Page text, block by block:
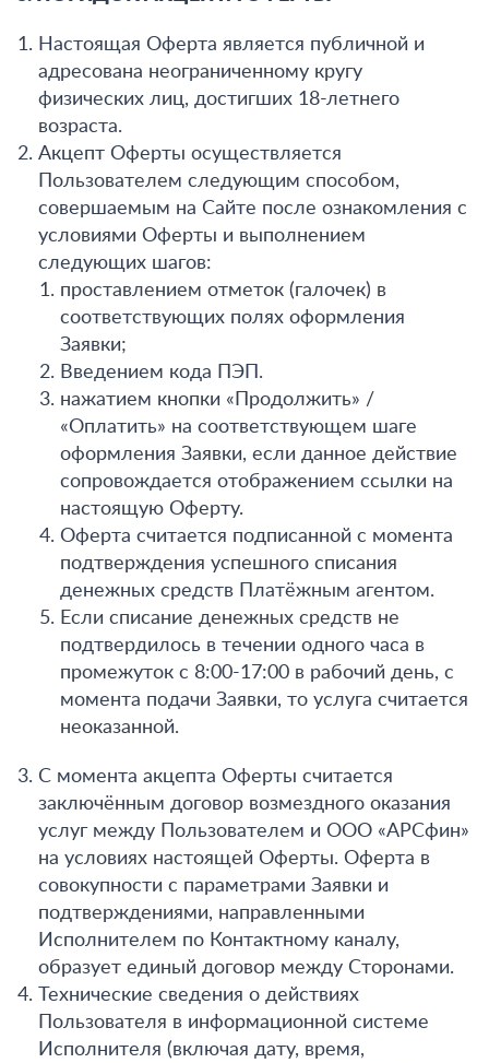
Настоящая Оферта является публичной и
адресована неограниченному кругу
физических лиц, достигших 18-летнего
возраста.
Акцепт Оферты осуществляется
Пользователем следующим способом,
совершаемым на Сайте после ознакомления с
условиями Оферты и выполнением
следующих шагов:
проставлением отметок (галочек) в
соответствующих полях оформления
Заявки;
Введением кода ПЭП.
нажатием кнопки «Продолжить» /
«Оплатить» на соответствующем шаге
оформления Заявки, если данное действие
сопровождается отображением ссылки на
настоящую Оферту.
Оферта считается подписанной с момента
подтверждения успешного списания
денежных средств Платёжным агентом.
Если списание денежных средств не
подтвердилось в течении одного часа в
промежуток с 8:00-17:00 в рабочий день, с
момента подачи Заявки, то услуга считается
неоказанной.
С момента акцепта Оферты считается
заключённым договор возмездного оказания
услуг между Пользователем и ООО «АРСфин»
на условиях настоящей Оферты. Оферта в
совокупности с параметрами Заявки и
подтверждениями, направленными
Исполнителем по Контактному каналу,
образует единый договор между Сторонами.
Технические сведения о действиях
Пользователя в информационной системе
Исполнителя (включая дату, время,